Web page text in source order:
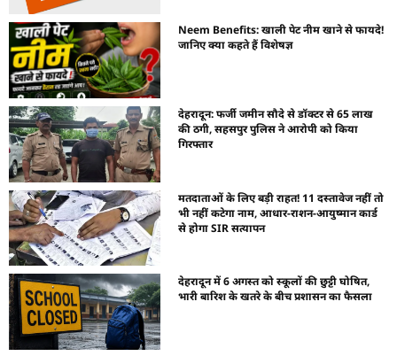
Neem Benefits: खाली पेट नीम खाने से फायदे!
जानिए क्या कहते हैं विशेषज्ञ
देहरादून: फर्जी जमीन सौदे से डॉक्टर से 65 लाख
की ठगी, सहसपुर पुलिस ने आरोपी को किया
गिरफ्तार
मतदाताओं के लिए बड़ी राहत! 11 दस्तावेज नहीं तो
भी नहीं कटेगा नाम, आधार-राशन-आयुष्मान कार्ड
से होगा SIR सत्यापन
देहरादून में 6 अगस्त को स्कूलों की छुट्टी घोषित,
भारी बारिश के खतरे के बीच प्रशासन का फैसला